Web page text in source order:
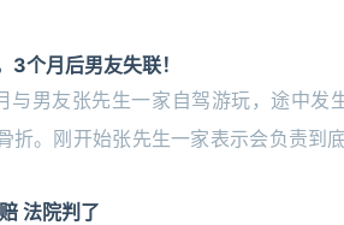
个月后男友失联！
男友张先生一家自驾游玩，途中发
折。刚开始张先生一家表示会负责到
法院判了